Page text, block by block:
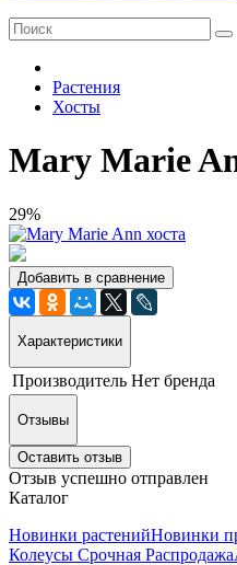
Растения
Хосты
Mary Marie
29%
Добавить в сравнение
Характеристики
Производитель Нет бренда
Отзывы
Оставить отзыв
Отзыв успешно отправлен
Каталог
Новинки растенийНовинки
Колеусы Срочная Распродажа